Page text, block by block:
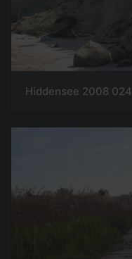
Hiddensee 2008 024